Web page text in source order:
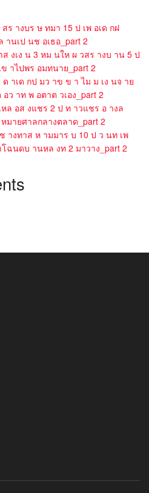
ร างบร ษ ทมา 15 ป เพ อเด กฝ
านเป นช อเธอ_part 2
งเง น 3 หม นให ผ วสร างบ าน 5 ป
าไปพร อมทนาย_part 2
าเด กป มว าข ข า ไม ม เง นจ าย
ว าท พ อตาต วเอง_part 2
ล อส งแชร 2 ป ท าวแชร อ างล
มายศาลกลางตลาด_part 2
างทาส ห ามมาร บ 10 ป ว นท เพ
ฉนดบ านหล งท 2 มาวาง_part 2